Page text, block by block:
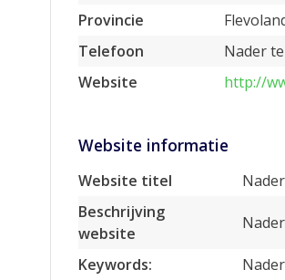
Provincie
Telefoon
Nader
Website
http://
Website informatie
Website titel
Beschrijving
website
Keywords: